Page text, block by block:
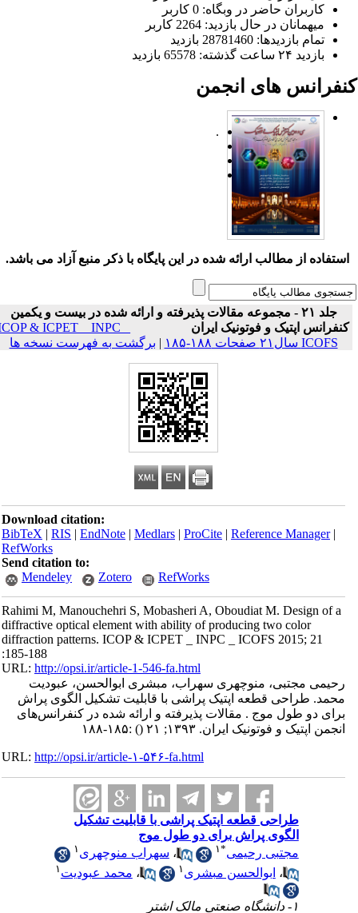
کاربران حاضر در وبگاه: 0 کاربر
میهمانان در حال بازدید: 2264 کاربر
تمام بازدید‌ها: 28781460 بازدید
بازدید ۲۴ ساعت گذشته: 65578 بازدید
های انجمن
.
استفاده از مطالب ارائه شده در این پایگاه با ذکر منبع آزاد می باشد.
جلد ۲۱ - مجموعه مقالات پذیرفته و ارائه شده در بیست و یکمین
کنفرانس اپتیک و فوتونیک ایران
ICOP & ICPET _ INPC _
ICOFS سال۲۱ صفحات ۱۸۸-۱۸۵
| برگشت به فهرست نسخه ها
Download citation:
BibTeX|RIS|EndNote|Medlars|ProCite|Reference Manager
RefWorks
Send citation to:
Mendeley
Zotero RefWorks
Rahimi M, Manouchehri S, Mobasheri A, Oboudiat M. Design of a
diffractive optical element with ability of producing two color
diffraction patterns. ICOP & ICPET _ INPC _ ICOFS 2015; 21
:185-188
URL:http://opsi.ir/article-1-546-fa.html
رحیمی مجتبی، منوچهری سهراب، مبشری ابوالحسن، عبودیت
محمد. طراحی قطعه اپتیک پراشی با قابلیت تشکیل الگوی پراش
برای دو طول موج . مقالات پذیرفته و ارائه شده در کنفرانس‌های
انجمن اپتیک و فوتونیک ایران. ۱۳۹۳; ۲۱
() :۱۸۵-۱۸۸
URL:http://opsi.ir/article-۱-۵۴۶-fa.html
طراحی قطعه اپتیک پراشی با قابلیت تشکیل
الگوی پراش برای دو طول موج
مجتبی رحیمی
۱ ،سهراب منوچهری۱
،ابوالحسن مبشری ،محمد عبودیت